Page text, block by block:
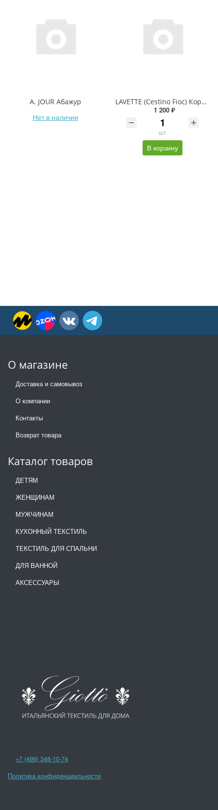
A. JOUR Абажур
Нет в наличии
LAVETTE (Cestino Fioc) Корзинка
1 200 ₽
шт
В корзину
О магазине
Доставка и самовывоз
О компании
Контакты
Возврат товара
Каталог товаров
ДЕТЯМ
ЖЕНЩИНАМ
МУЖЧИНАМ
КУХОННЫЙ ТЕКСТИЛЬ
ТЕКСТИЛЬ ДЛЯ СПАЛЬНИ
ДЛЯ ВАННОЙ
АКСЕССУАРЫ
+7 (499) 348-10-74
Политика конфиденциальности